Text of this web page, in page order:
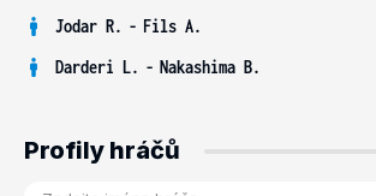
Jodar R. - Fils A.
Darderi L. - Nakashima B.
Profily hráčů